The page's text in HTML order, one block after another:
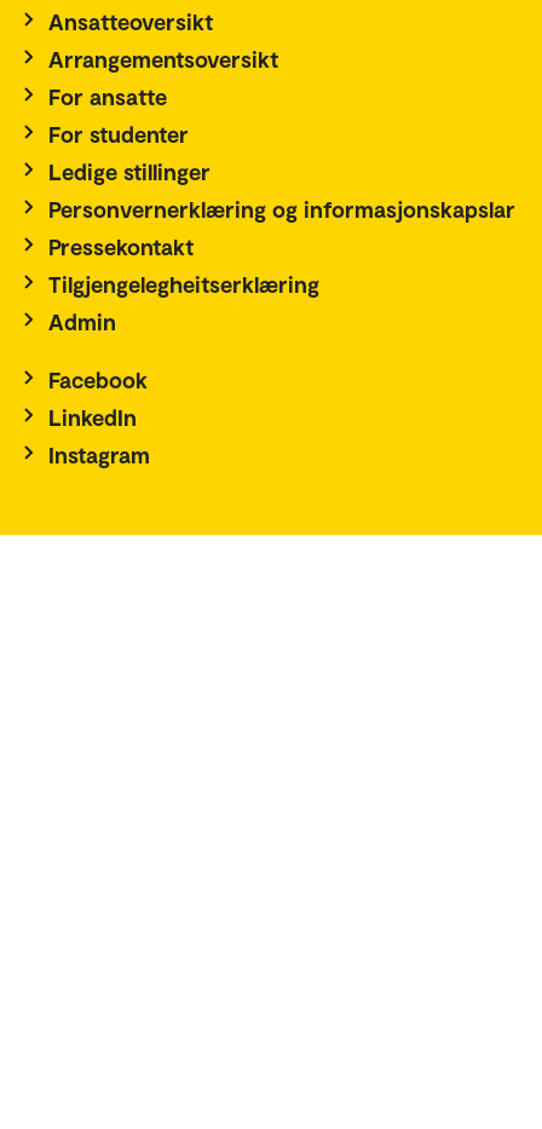
Ansatteoversikt
Arrangementsoversikt
For ansatte
For studenter
Ledige stillinger
Personvernerklæring og informasjonskapslar
Pressekontakt
Tilgjengelegheitserklæring
Admin
Facebook
LinkedIn
Instagram